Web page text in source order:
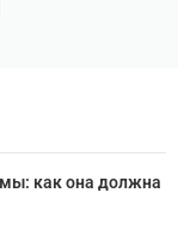
как она должна